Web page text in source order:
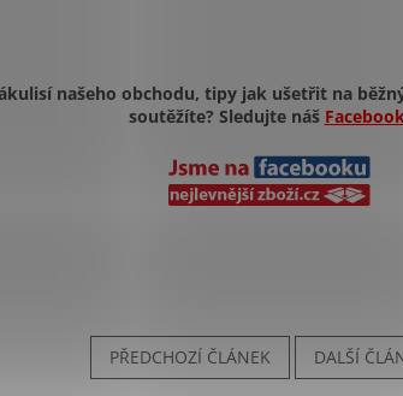
našeho obchodu, tipy jak ušetřit na
soutěžíte? Sledujte náš
PŘEDCHOZÍ ČLÁNEK DALŠÍ